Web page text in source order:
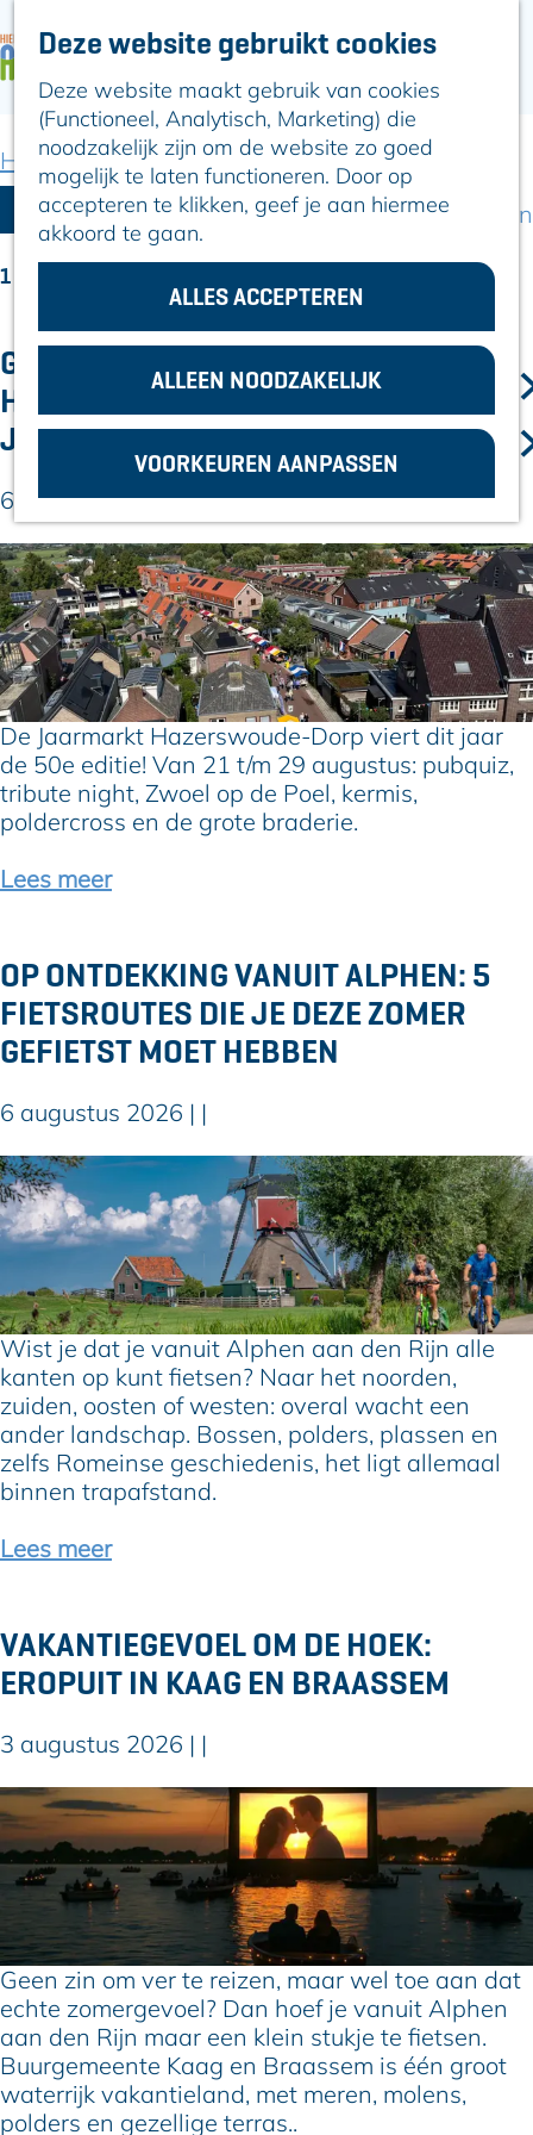
Deze website gebruikt cookies
Deze website maakt gebruik van cookies
(Functioneel, Analytisch, Marketing) die
noodzakelijk zijn om de website zo goed
mogelijk te laten functioneren. Door op
accepteren te klikken, geef je aan hiermee
akkoord te gaan.
ALLES ACCEPTEREN
ALLEEN NOODZAKELIJK
VOORKEUREN AANPASSEN
n
a
r
d
e
o
m
e
p
g
ARTIKELEN
Hier is Boskoop
Lekker Lokaal
Ontdek het
Erfgoed
Natuurlijk genieten
In en om Alphen
Kleuren van de
toren
VOOR
ONDERNEMERS
Home Over Alphen Verhalen & actueel
a
t
o
e
k
e
?
FILTER
1 T/M 12 VAN 530 RESULTATEN
GOUDEN JUBILEUM: DE JAARMARKT
HAZERSWOUDE-DORP BESTAAT 50
JAAR (EN DAT GA JE MERKEN)
6 augustus 2026 | |
G
o
u
d
e
n
j
u
b
i
l
e
u
d
e
J
a
a
r
m
a
r
k
H
a
z
e
r
s
w
o
d
D
o
r
p
b
e
s
t
a
5
0
j
a
a
r
(
De Jaarmarkt Hazerswoude-Dorp viert dit jaar
de 50e editie! Van 21 t/m 29 augustus: pubquiz,
tribute night, Zwoel op de Poel, kermis,
poldercross en de grote braderie.
Lees meer
OP ONTDEKKING VANUIT ALPHEN: 5
FIETSROUTES DIE JE DEZE ZOMER
GEFIETST MOET HEBBEN
6 augustus 2026 | |
O
p
o
n
d
e
k
k
i
n
g
v
a
n
i
t
A
p
e
n
:
i
e
t
s
r
o
u
Wist je dat je vanuit Alphen aan den Rijn alle
kanten op kunt fietsen? Naar het noorden,
zuiden, oosten of westen: overal wacht een
ander landschap. Bossen, polders, plassen en
zelfs Romeinse geschiedenis, het ligt allemaal
binnen trapafstand.
Lees meer
VAKANTIEGEVOEL OM DE HOEK:
EROPUIT IN KAAG EN BRAASSEM
3 augustus 2026 | |
V
a
k
t
i
e
g
e
v
o
Geen zin om ver te reizen, maar wel toe aan dat
echte zomergevoel? Dan hoef je vanuit Alphen
aan den Rijn maar een klein stukje te fietsen.
Buurgemeente Kaag en Braassem is één groot
waterrijk vakantieland, met meren, molens,
polders en gezellige terras..